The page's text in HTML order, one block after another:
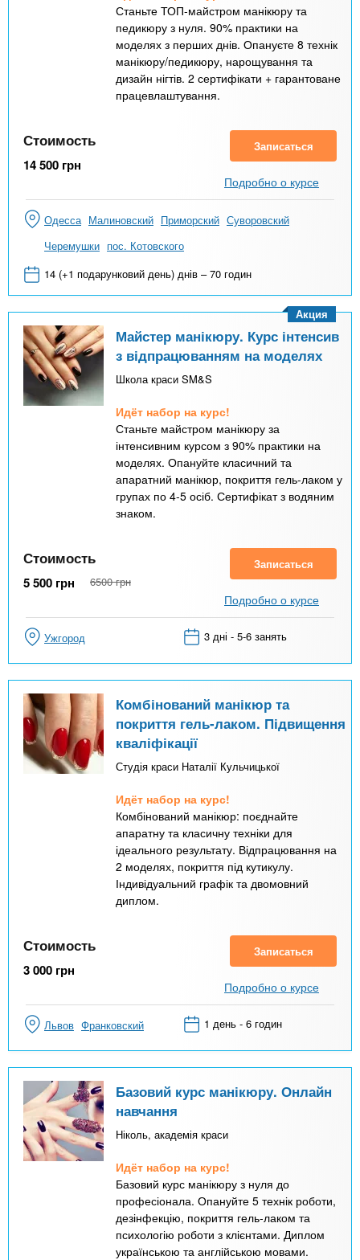
Станьте ТОП-майстром манікюру та
педикюру з нуля. 90% практики на
моделях з перших днів. Опануєте 8 технік
манікюру/педикюру, нарощування та
дизайн нігтів. 2 сертифікати + гарантоване
працевлаштування.
Стоимость
14 500 грн
Записаться
Подробно о курсе
Одесса Малиновский Приморский Суворовский
Черемушки пос. Котовского
14 (+1 подарунковий день) днів – 70 годин
Майстер манікюру. Курс інтенсив
з відпрацюванням на моделях
Школа краси SM&S
Идёт набор на курс!
Станьте майстром манікюру за
інтенсивним курсом з 90% практики на
моделях. Опануйте класичний та
апаратний манікюр, покриття гель-лаком у
групах по 4-5 осіб. Сертифікат з водяним
знаком.
Акция
Стоимость
5 500 грн 6500 грн
Записаться
Подробно о курсе
Ужгород 3 дні - 5-6 занять
Комбінований манікюр та
покриття гель-лаком. Підвищення
кваліфікації
Студія краси Наталії Кульчицької
Идёт набор на курс!
Комбінований манікюр: поєднайте
апаратну та класичну техніки для
ідеального результату. Відпрацювання на
2 моделях, покриття під кутикулу.
Індивідуальний графік та двомовний
диплом.
Стоимость
3 000 грн
Записаться
Подробно о курсе
Львов Франковский 1 день - 6 годин
Базовий курс манікюру. Онлайн
навчання
Ніколь, академія краси
Идёт набор на курс!
Базовий курс манікюру з нуля до
професіонала. Опануйте 5 технік роботи,
дезінфекцію, покриття гель-лаком та
психологію роботи з клієнтами. Диплом
українською та англійською мовами.